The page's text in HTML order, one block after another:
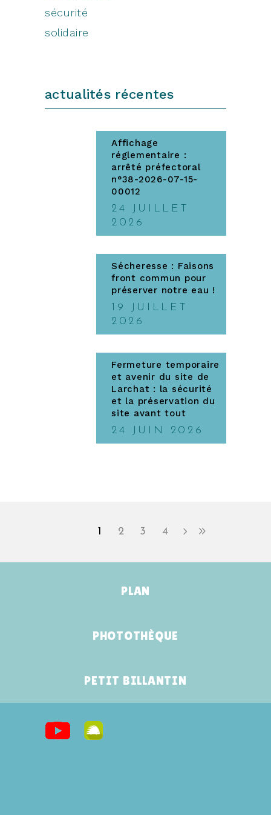
sécurité
solidaire
actualités récentes
Affichage
réglementaire :
arrêté préfectoral
n°38-2026-07-15-
00012
24 JUILLET
2026
Sécheresse : Faisons
front commun pour
préserver notre eau !
19 JUILLET
2026
Fermeture temporaire
et avenir du site de
Larchat : la sécurité
et la préservation du
site avant tout
24 JUIN 2026
1 2 3 4
PLAN
PHOTOTHÈQUE
PETIT BILLANTIN